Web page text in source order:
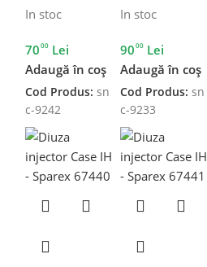
In stoc
7000 Lei
Adaugă în coș
Cod Produs: sn
c-9242
In stoc
9000 Lei
Adaugă în coș
Cod Produs: sn
c-9233